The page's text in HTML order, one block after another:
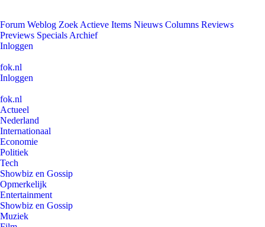
Forum Weblog Zoek Actieve Items Nieuws Columns Reviews
Previews Specials Archief
Inloggen
fok.nl
Inloggen
fok.nl
Actueel
Nederland
Internationaal
Economie
Politiek
Tech
Showbiz en Gossip
Opmerkelijk
Entertainment
Showbiz en Gossip
Muziek